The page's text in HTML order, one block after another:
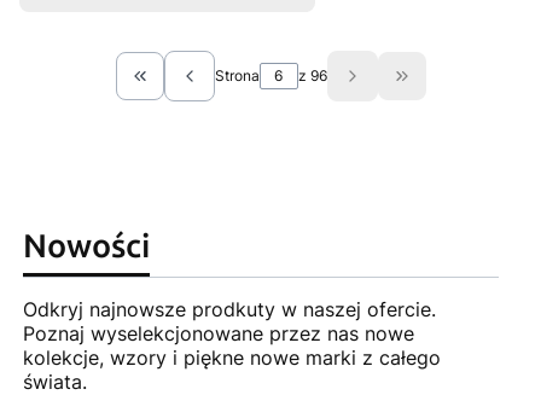
Wróć do pierwszej strony z produktami
Strona z 96 Przejdź do
Nowości
Odkryj najnowsze prodkuty w naszej ofercie.
Poznaj wyselekcjonowane przez nas nowe
kolekcje, wzory i piękne nowe marki z całego
świata.